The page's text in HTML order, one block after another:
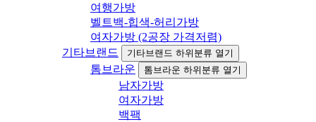
여행가방
벨트백-힙색-허리가방
여자가방 (2공장 가격저렴)
기타브랜드
기타브랜드 하위분류 열기
톰브라운 톰브라운 하위분류 열기
남자가방
여자가방
백팩